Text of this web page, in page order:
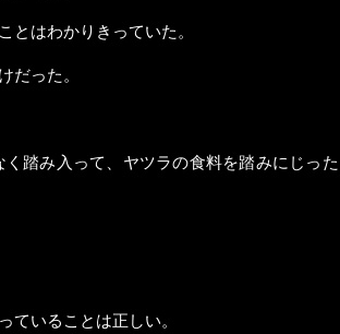
はわかりきっていた。
った。
踏み入って、ヤツラの食料を踏みにじっ
いることは正しい。